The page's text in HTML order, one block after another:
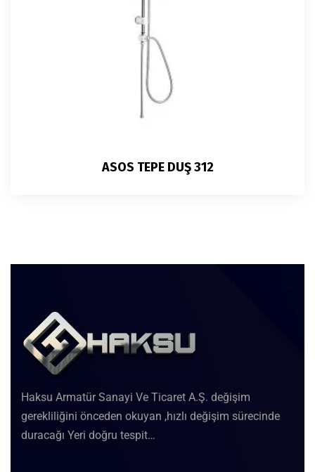
ASOS TEPE DUŞ 312
Haksu Armatür Sanayi Ve Ticaret A.Ş. değişim
gerekliliğini önceden okuyan ,hızlı değişim sürecinde
duracağı Yeri doğru tespit…